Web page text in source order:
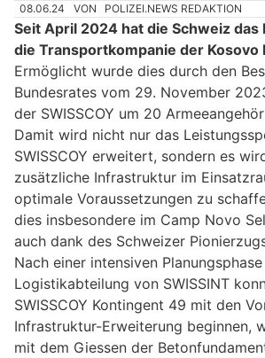
08.06.24 VON POLIZEI.NEWS REDAKTION
Seit April 2024 hat die Schweiz das
die Transportkompanie der Kosovo
Ermöglicht wurde dies durch den
Bundesrates vom 29. November
der SWISSCOY um 20
Damit wird nicht nur das
SWISSCOY erweitert, sondern es
zusätzliche Infrastruktur im
optimale Voraussetzungen zu
dies insbesondere im Camp Novo
auch dank des Schweizer
Nach einer intensiven
Logistikabteilung von SWISSINT
SWISSCOY Kontingent 49 mit den
Infrastruktur-Erweiterung beginnen,
mit dem Giessen der